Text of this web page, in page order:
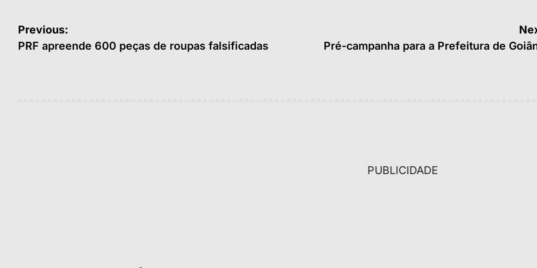
Navegação
de
Previous:
PRF apreende 600 peças de roupas falsificadas
Pré-campanha para a Prefeitura de
PUBLICIDADE